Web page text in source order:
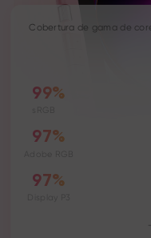
Cobertura de gama de
99%
97%
97%